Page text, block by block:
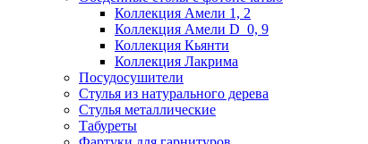
Коллекция Амели 1, 2
Коллекция Амели D_0, 9
Коллекция Кьянти
Коллекция Лакрима
Посудосушители
Стулья из натурального дерева
Стулья металлические
Табуреты